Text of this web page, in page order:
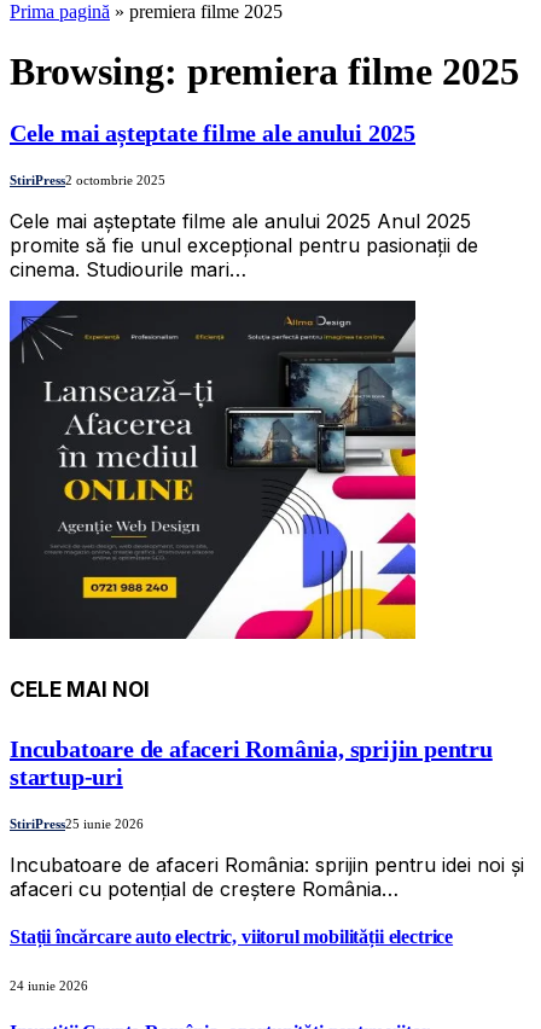
Prima pagină » premiera filme 2025
Browsing: premiera filme 2025
Cele mai așteptate filme ale anului 2025
StiriPress2 octombrie 2025
Cele mai așteptate filme ale anului 2025 Anul 2025
promite să fie unul excepțional pentru pasionații de
cinema. Studiourile mari…
CELE MAI NOI
Incubatoare de afaceri România, sprijin pentru
startup-uri
StiriPress25 iunie 2026
Incubatoare de afaceri România: sprijin pentru idei noi și
afaceri cu potențial de creștere România…
Stații încărcare auto electric, viitorul mobilității electrice
24 iunie 2026